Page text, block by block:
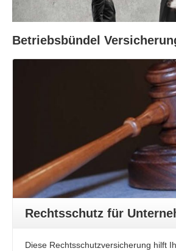
Betriebsbündel
Read More
Rechtsschutz für
Diese Rechtsschutzversicherung hilft